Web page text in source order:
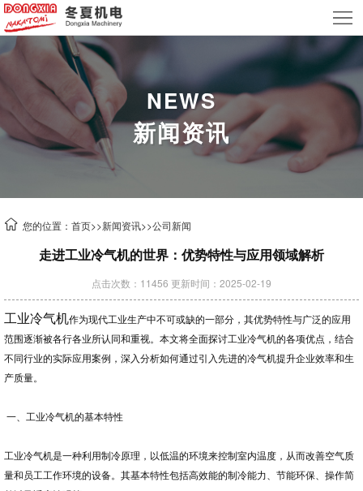
首
页
关
我
品
心
新
资
例
持
我
们
赁
业
务
NEWS
新闻资讯
您的位置： 首页>>新闻资讯>>公司新闻
走进工业冷气机的世界：优势特性与应用领域解析
点击次数：11456 更新时间：2025-02-19
工业冷气机作为现代工业生产中不可或缺的一部分，其优势特性与广泛的应用
范围逐渐被各行各业所认同和重视。本文将全面探讨工业冷气机的各项优点，结合
不同行业的实际应用案例，深入分析如何通过引入先进的冷气机提升企业效率和生
产质量。
一、工业冷气机的基本特性
工业冷气机是一种利用制冷原理，以低温的环境来控制室内温度，从而改善空气质
量和员工工作环境的设备。其基本特性包括高效能的制冷能力、节能环保、操作简